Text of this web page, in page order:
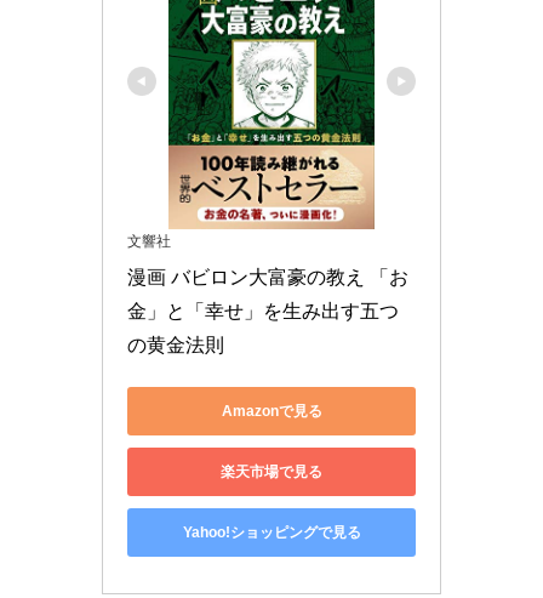
文響社
漫画 バビロン大富豪の教え 「お
金」と「幸せ」を生み出す五つ
の黄金法則
Amazonで見る
楽天市場で見る
Yahoo!ショッピングで見る